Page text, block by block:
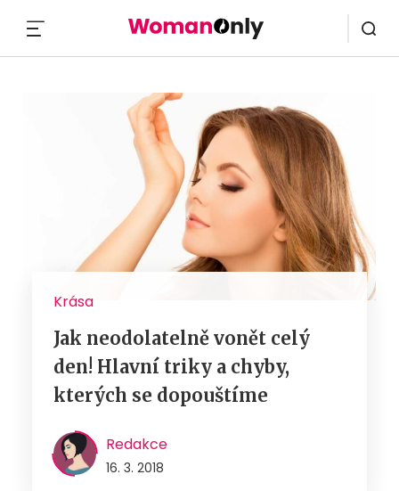
Krása
Jak neodolatelně vonět celý
den! Hlavní triky a chyby,
kterých se dopouštíme
Redakce
16. 3. 2018